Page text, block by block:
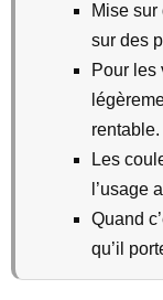
Mise
sur des
Pour les
rentable.
Les
l’usage
Quand
qu’il